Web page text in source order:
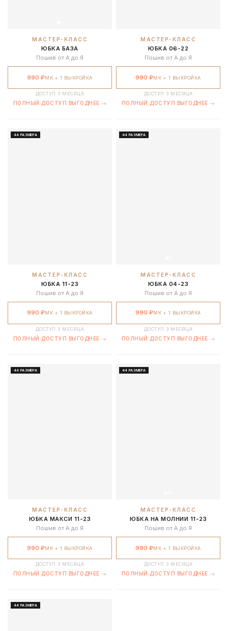
МАСТЕР-КЛАСС
ЮБКА БАЗА
Пошив от А до Я
990 ₽МК + 1 ВЫКРОЙКА
ДОСТУП 3 МЕСЯЦА
ПОЛНЫЙ ДОСТУП ВЫГОДНЕЕ →
МАСТЕР-КЛАСС
ЮБКА 06-22
Пошив от А до Я
990 ₽МК + 1 ВЫКРОЙКА
ДОСТУП 3 МЕСЯЦА
ПОЛНЫЙ ДОСТУП ВЫГОДНЕЕ →
44 РАЗМЕРА
МАСТЕР-КЛАСС
ЮБКА 11-23
Пошив от А до Я
990 ₽МК + 1 ВЫКРОЙКА
ДОСТУП 3 МЕСЯЦА
ПОЛНЫЙ ДОСТУП ВЫГОДНЕЕ →
44 РАЗМЕРА
МАСТЕР-КЛАСС
ЮБКА 04-23
Пошив от А до Я
990 ₽МК + 1 ВЫКРОЙКА
ДОСТУП 3 МЕСЯЦА
ПОЛНЫЙ ДОСТУП ВЫГОДНЕЕ →
44 РАЗМЕРА
МАСТЕР-КЛАСС
ЮБКА МАКСИ 11-23
Пошив от А до Я
990 ₽МК + 1 ВЫКРОЙКА
ДОСТУП 3 МЕСЯЦА
ПОЛНЫЙ ДОСТУП ВЫГОДНЕЕ →
44 РАЗМЕРА
МАСТЕР-КЛАСС
ЮБКА НА МОЛНИИ 11-23
Пошив от А до Я
990 ₽МК + 1 ВЫКРОЙКА
ДОСТУП 3 МЕСЯЦА
ПОЛНЫЙ ДОСТУП ВЫГОДНЕЕ →
44 РАЗМЕРА